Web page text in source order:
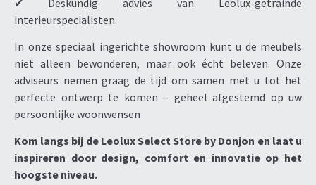
interieurspecialisten
In onze speciaal ingerichte showroom kunt u de meubels
niet alleen bewonderen, maar ook écht beleven. Onze
adviseurs nemen graag de tijd om samen met u tot het
perfecte ontwerp te komen – geheel afgestemd op uw
persoonlijke woonwensen
Kom langs bij de Leolux Select Store by Donjon en laat u
inspireren door design, comfort en innovatie op het
hoogste niveau.